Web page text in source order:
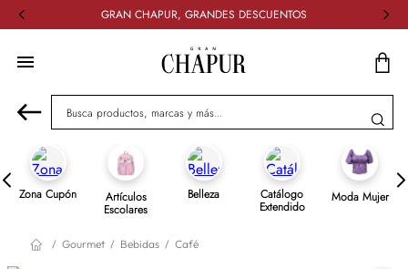
GRAN CHAPUR, GRANDES DESCUENTOS
Busca productos, marcas y más...
Zona Cupón Artículos
Escolares
Belleza Catálogo
Extendido
Moda Mujer
Gourmet Bebidas Café